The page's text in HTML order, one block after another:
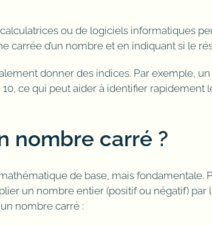
ou de logiciels informatiques
carrée d’un nombre et en indiquant si le
donner des indices. Par exemple,
ce qui peut aider à identifier rapidement
nombre carré ?
de base, mais fondamentale.
un nombre entier (positif ou négatif) par
nombre carré :